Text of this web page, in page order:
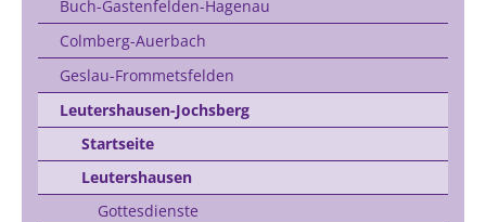
Buch-Gastenfelden-Hagenau
Colmberg-Auerbach
Geslau-Frommetsfelden
Leutershausen-Jochsberg
Startseite
Leutershausen
Gottesdienste